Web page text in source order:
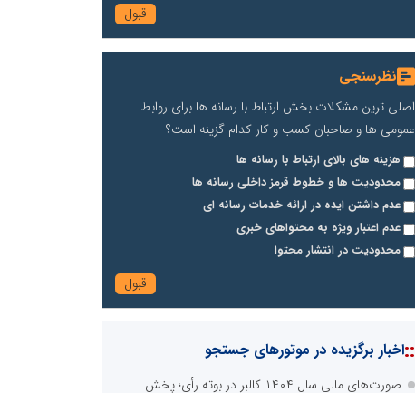
نظرسنجی
اصلی ترین مشکلات بخش ارتباط با رسانه ها برای روابط
عمومی ها و صاحبان کسب و کار کدام گزینه است؟
هزینه های بالای ارتباط با رسانه ها
محدودیت ها و خطوط قرمز داخلی رسانه ها
عدم داشتن ایده در ارائه خدمات رسانه ای
عدم اعتبار ویژه به محتواهای خبری
محدودیت در انتشار محتوا
::اخبار برگزیده در موتورهای جستجو
صورت‌های مالی سال ۱۴۰۴ کالبر در بوته رأی؛ پخش